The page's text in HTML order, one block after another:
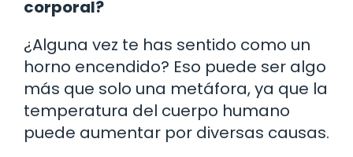
corporal?
¿Alguna vez te has sentido como un
horno encendido? Eso puede ser algo
más que solo una metáfora, ya que la
temperatura del cuerpo humano
puede aumentar por diversas causas.